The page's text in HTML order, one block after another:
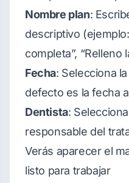
Nombre plan:
descriptivo
completa”, “Relleno
Fecha: Selecciona
defecto es la fecha
Dentista:
responsable del
Verás aparecer el
listo para trabajar